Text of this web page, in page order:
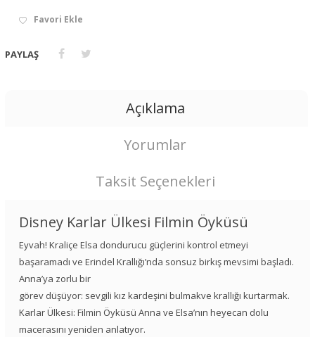
Favori Ekle
PAYLAŞ
Açıklama
Yorumlar
Taksit Seçenekleri
Disney Karlar Ülkesi Filmin Öyküsü
Eyvah! Kraliçe Elsa dondurucu güçlerini kontrol etmeyi
başaramadı ve Erindel Krallığı’nda sonsuz birkış mevsimi başladı.
Anna’ya zorlu bir
görev düşüyor: sevgili kız kardeşini bulmakve krallığı kurtarmak.
Karlar Ülkesi: Filmin Öyküsü Anna ve Elsa’nın heyecan dolu
macerasını yeniden anlatıyor.